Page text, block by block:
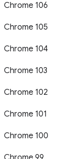
Chrome 106
Chrome 105
Chrome 104
Chrome 103
Chrome 102
Chrome 101
Chrome 100